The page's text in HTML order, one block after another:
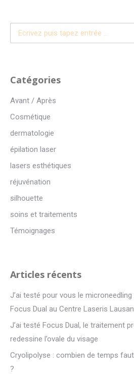
Recherche
:
Catégories
Avant / Après
Cosmétique
dermatologie
épilation laser
lasers esthétiques
réjuvénation
silhouette
soins et traitements
Témoignages
Articles récents
J’ai testé pour vous le
Focus Dual au Centre Laseris
J’ai testé Focus Dual, le traitement
redessine l’ovale du visage
Cryolipolyse : combien de temps
?